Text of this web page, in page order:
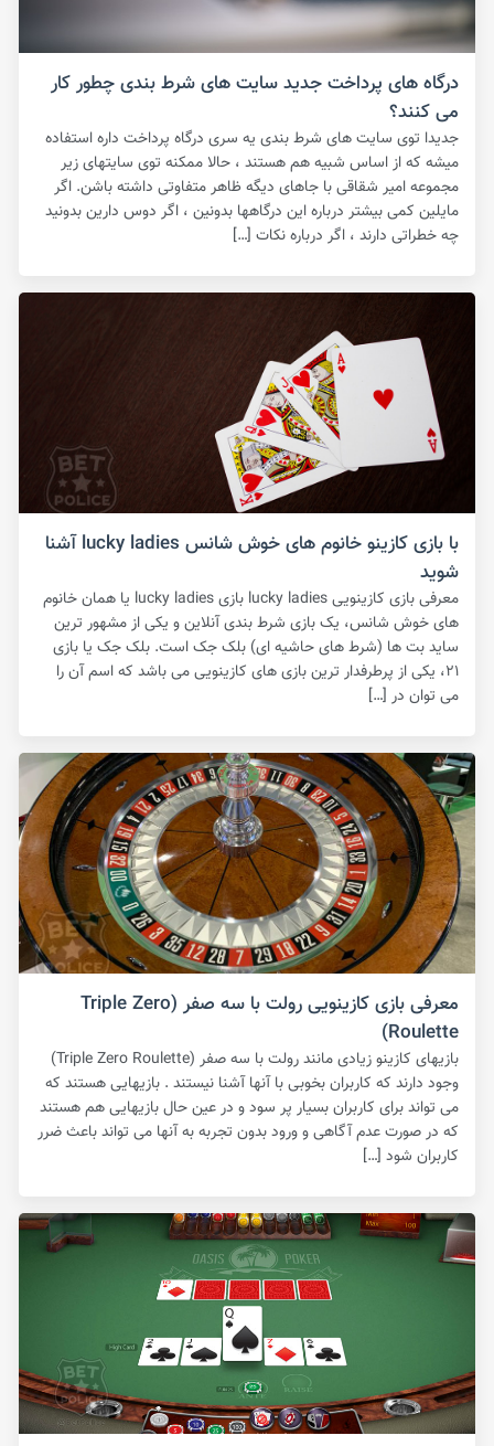
درگاه های پرداخت جدید سایت های شرط بندی چطور کار
می کنند؟
جدیدا توی سایت های شرط بندی یه سری درگاه پرداخت داره استفاده
میشه که از اساس شبیه هم هستند ، حالا ممکنه توی سایتهای زیر
مجموعه امیر شقاقی با جاهای دیگه ظاهر متفاوتی داشته باشن. اگر
مایلین کمی بیشتر درباره این درگاهها بدونین ، اگر دوس دارین بدونید
چه خطراتی دارند ، اگر درباره نکات […]
با بازی کازینو خانوم های خوش شانس lucky ladies آشنا
شوید
معرفی بازی کازینویی lucky ladies بازی lucky ladies یا همان خانوم
های خوش شانس، یک بازی شرط بندی آنلاین و یکی از مشهور ترین
ساید بت ها (شرط های حاشیه ای) بلک جک است‌. بلک جک یا بازی
۲۱، یکی از پرطرفدار ترین بازی های کازینویی می باشد که اسم آن را
می توان در […]
معرفی بازی کازینویی رولت با سه صفر (Triple Zero
Roulette)
بازیهای کازینو زیادی مانند رولت با سه صفر (Triple Zero Roulette)
وجود دارند که کاربران بخوبی با آنها آشنا نیستند . بازیهایی هستند که
می تواند برای کاربران بسیار پر سود و در عین حال بازیهایی هم هستند
که در صورت عدم آگاهی و ورود بدون تجربه به آنها می تواند باعث ضرر
کاربران شود […]